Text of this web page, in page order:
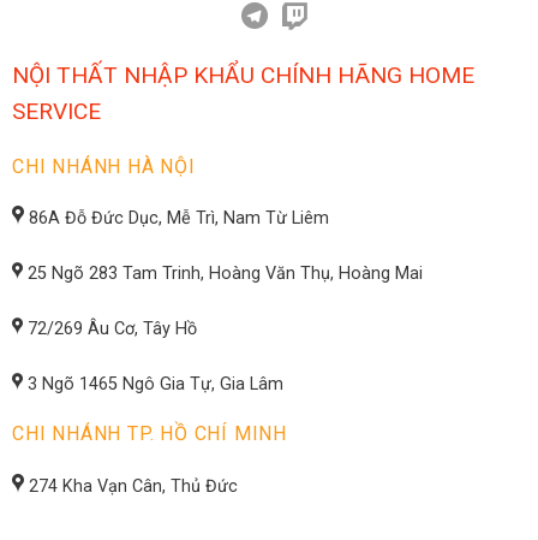
NỘI THẤT NHẬP KHẨU CHÍNH HÃNG HOME
SERVICE
CHI NHÁNH HÀ NỘI
86A Đỗ Đức Dục, Mễ Trì, Nam Từ Liêm
25 Ngõ 283 Tam Trinh, Hoàng Văn Thụ, Hoàng Mai
72/269 Âu Cơ, Tây Hồ
3 Ngõ 1465 Ngô Gia Tự, Gia Lâm
CHI NHÁNH TP. HỒ CHÍ MINH
274 Kha Vạn Cân, Thủ Đức